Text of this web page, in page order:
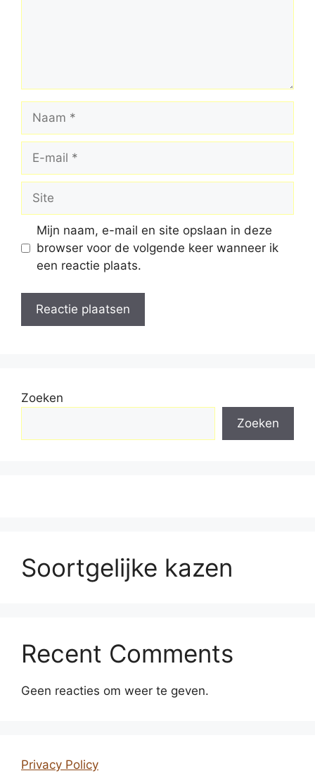
Naam
Site
Mijn naam, e-mail en site opslaan in deze
browser voor de volgende keer wanneer ik
een reactie plaats.
Zoeken
Zoeken
Soortgelijke kazen
Recent Comments
Geen reacties om weer te geven.
Privacy Policy